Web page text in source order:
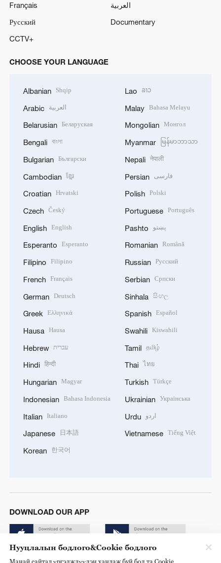
Français
العربية
Русский
Documentary
CCTV+
CHOOSE YOUR LANGUAGE
Albanian Shqip
Arabic العربية
Belarusian Беларуская
Bengali বাংলা
Bulgarian Български
Cambodian ខ្មែរ
Croatian Hrvatski
Czech Český
English English
Esperanto Esperanto
Filipino Filipino
French Français
German Deutsch
Greek Ελληνικά
Hausa Hausa
Hebrew עברית
Hindi हिन्दी
Hungarian Magyar
Indonesian Bahasa Indonesia
Italian Italiano
Japanese 日本語
Korean 한국어
Lao ລາວ
Malay Bahasa Melayu
Mongolian Монгол
Myanmar မြန်မာဘာသာ
Nepali नेपाली
Persian فارسی
Polish Polski
Portuguese Português
Pashto پښتو
Romanian Română
Russian Русский
Serbian Српски
Sinhala සිංහල
Spanish Español
Swahili Kiswahili
Tamil தமிழ்
Thai ไทย
Turkish Türkçe
Ukrainian Українська
Urdu اردو
Vietnamese Tiếng Việt
DOWNLOAD OUR APP
Нууцлалын бодлого&Cookie бодлого
Манай сайтад үргэлжлүүлэн хандаж буй бол та Cookie,